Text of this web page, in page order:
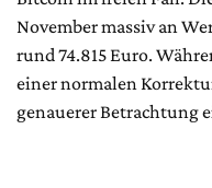
November massiv an
rund 74.815 Euro.
einer normalen
genauerer Betrachtung